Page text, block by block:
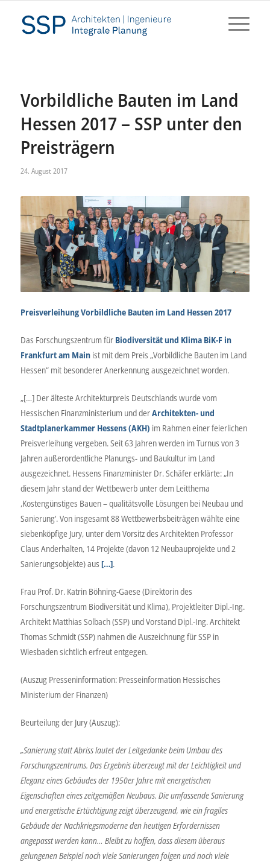
Vorbildliche Bauten im Land
Hessen 2017 – SSP unter den
Preisträgern
24. August 2017
Preisverleihung Vorbildliche Bauten im Land Hessen 2017
Das Forschungszentrum für Biodiversität und Klima BiK-F in
Frankfurt am Mainist mit dem Preis „Vorbildliche Bauten im Land
Hessen“ mit besonderer Anerkennung ausgezeichnet worden.
„[…] Der älteste Architekturpreis Deutschlands wurde vom
Hessischen Finanzministerium und derArchitekten- und
Stadtplanerkammer Hessens (AKH) im Rahmen einer feierlichen
Preisverleihung vergeben. Seit 63 Jahren werden im Turnus von 3
Jahren außerordentliche Planungs- und Baukultur im Land
ausgezeichnet. Hessens Finanzminister Dr. Schäfer erklärte: „In
diesem Jahr stand der Wettbewerb unter dem Leitthema
‚Kostengünstiges Bauen – qualitätsvolle Lösungen bei Neubau und
Sanierung‘. Von insgesamt 88 Wettbewerbsbeiträgen wählte eine
siebenköpfige Jury, unter dem Vorsitz des Architekten Professor
Claus Anderhalten, 14 Projekte (davon 12 Neubauprojekte und 2
Sanierungsobjekte) aus […].
Frau Prof. Dr. Katrin Böhning-Gaese (Direktorin des
Forschungszentrum Biodiversität und Klima), Projektleiter Dipl.-Ing.
Architekt Matthias Solbach (SSP) und Vorstand Dipl.-Ing. Architekt
Thomas Schmidt (SSP) nahmen die Auszeichnung für SSP in
Wiesbaden sichtlich erfreut entgegen.
(Auszug Presseninformation: Presseinformation Hessisches
Ministerium der Finanzen)
Beurteilung der Jury (Auszug):
„Sanierung statt Abriss lautet der Leitgedanke beim Umbau des
Forschungszentrums. Das Ergebnis überzeugt mit der Leichtigkeit und
Eleganz eines Gebäudes der 1950er Jahre mit energetischen
Eigenschaften eines zeitgemäßen Neubaus. Die umfassende Sanierung
und energetische Ertüchtigung zeigt überzeugend, wie ein fragiles
Gebäude der Nachkriegsmoderne den heutigen Erfordernissen
angepasst werden kann… Bleibt zu hoffen, dass diesem überaus
gelungenen Beispiel noch viele Sanierungen folgen und noch viele